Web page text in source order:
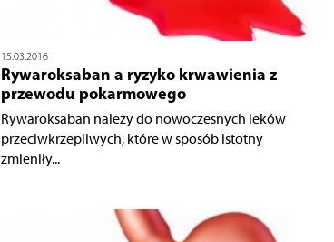
15.03.2016
Rywaroksaban a ryzyko krwawienia z
przewodu pokarmowego
Rywaroksaban należy do nowoczesnych leków
przeciwkrzepliwych, które w sposób istotny
zmieniły...